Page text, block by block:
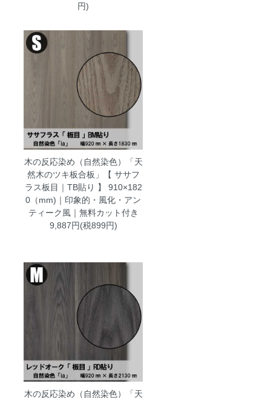
円)
木の反応染め（自然染色）「天
然木のツキ板合板」【 ササフ
ラス板目｜TB貼り 】 910×182
0（mm)｜印象的・風化・アン
ティーク風｜無料カット付き
9,887円(税899円)
木の反応染め（自然染色）「天